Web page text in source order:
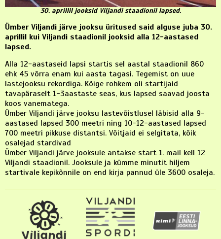
30. aprillil jooksid Viljandi staadionil lapsed.
Ümber Viljandi järve jooksu üritused said alguse juba 30.
aprillil kui Viljandi staadionil jooksid alla 12-aastased
lapsed.
Alla 12-aastaseid lapsi startis sel aastal staadionil 860
ehk 45 võrra enam kui aasta tagasi. Tegemist on uue
lastejooksu rekordiga. Kõige rohkem oli startijaid
tavapäraselt 1-3aastaste seas, kus lapsed saavad joosta
koos vanematega.
Ümber Viljandi järve jooksu lastevõistlusel läbisid alla 9-
aastased lapsed 300 meetri ning 10-12-aastased lapsed
700 meetri pikkuse distantsi. Võitjaid ei selgitata, kõik
osalejad stardivad
Ümber Viljandi järve jooksule antakse start 1. mail kell 12
Viljandi staadionil. Jooksule ja kümme minutit hiljem
startivale kepikõnnile on end kirja pannud üle 3600 osaleja.